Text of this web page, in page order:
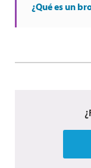
¿Qué es un